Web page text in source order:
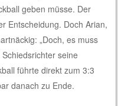
geben müsse. Der
Entscheidung. Doch Arian,
„Doch, es muss
seine
führte direkt zum 3:3
danach zu Ende.